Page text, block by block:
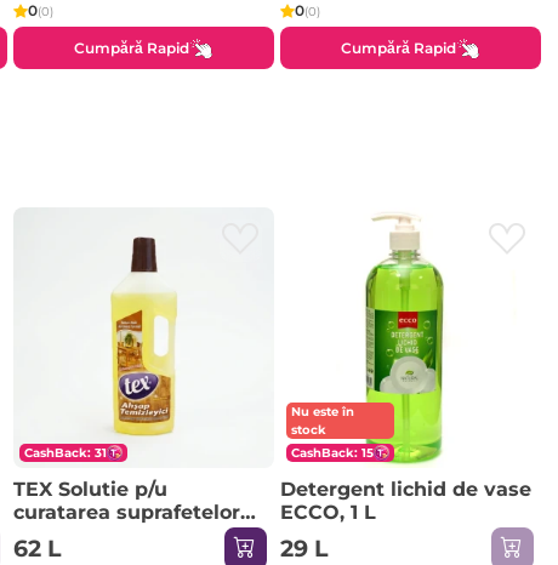
0(0)
Cumpără Rapid
0(0)
Cumpără Rapid
CashBack: 31
TEX Solutie p/u
curatarea suprafetelor
din lemn 5000ml
62 L
Nu este în
stock
CashBack: 15
Detergent lichid de vase
ECCO, 1 L
29 L